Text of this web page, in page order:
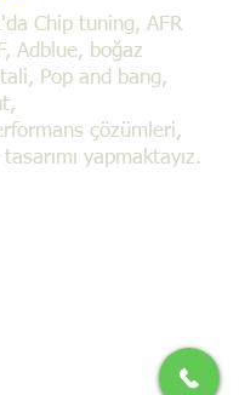
Chip tuning, AFR
Adblue, boğaz
Pop and bang,
çözümleri,
yapmaktayız.